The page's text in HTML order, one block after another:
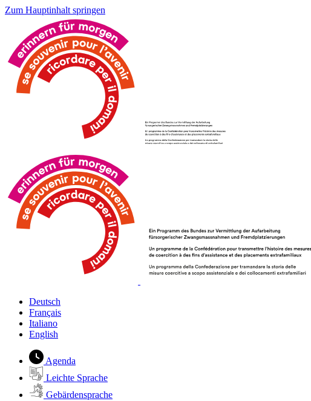
Zum Hauptinhalt springen
Deutsch
Français
Italiano
English
Agenda
Leichte Sprache
Gebärdensprache